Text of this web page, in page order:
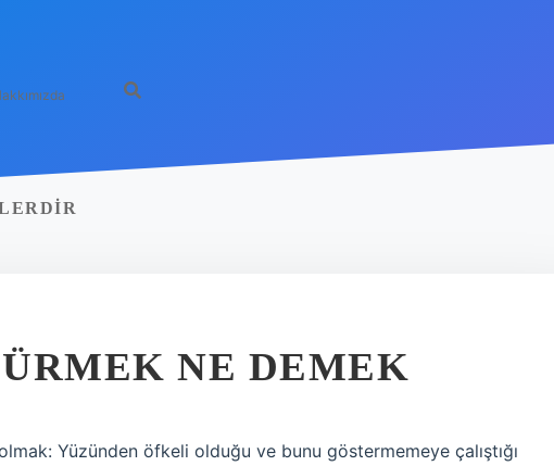
NE DEMEK
Yüzünden öfkeli olduğu ve bunu göstermemeye çalıştığı